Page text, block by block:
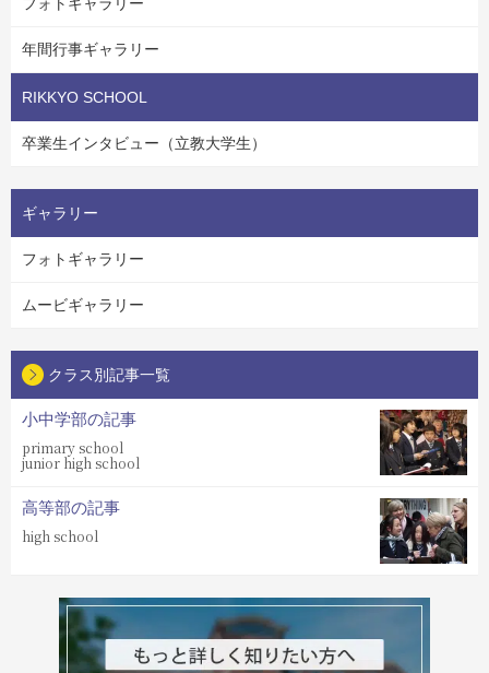
年間行事ギャラリー
RIKKYO SCHOOL
卒業生インタビュー（立教大学生）
ギャラリー
フォトギャラリー
ムービギャラリー
クラス別記事一覧
小中学部の記事
primary school
junior high school
高等部の記事
high school